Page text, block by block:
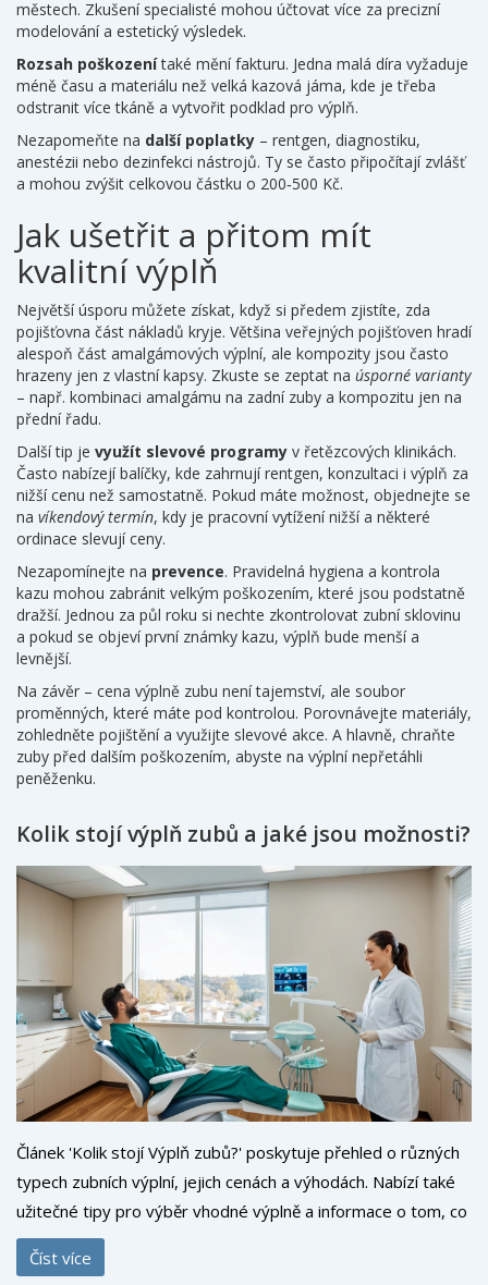
městech. Zkušení specialisté mohou účtovat více za precizní
modelování a estetický výsledek.
Rozsah poškozenítaké mění fakturu. Jedna malá díra vyžaduje
méně času a materiálu než velká kazová jáma, kde je třeba
odstranit více tkáně a vytvořit podklad pro výplň.
Nezapomeňte na další poplatky – rentgen, diagnostiku,
anestézii nebo dezinfekci nástrojů. Ty se často připočítají zvlášť
a mohou zvýšit celkovou částku o 200‑500 Kč.
Jak ušetřit a přitom mít
kvalitní výplň
Největší úsporu můžete získat, když si předem zjistíte, zda
pojišťovna část nákladů kryje. Většina veřejných pojišťoven hradí
alespoň část amalgámových výplní, ale kompozity jsou často
hrazeny jen z vlastní kapsy. Zkuste se zeptat na úsporné varianty
– např. kombinaci amalgámu na zadní zuby a kompozitu jen na
přední řadu.
Další tip je využít slevové programy v řetězcových klinikách.
Často nabízejí balíčky, kde zahrnují rentgen, konzultaci i výplň za
nižší cenu než samostatně. Pokud máte možnost, objednejte se
na víkendový termín, kdy je pracovní vytížení nižší a některé
ordinace slevují ceny.
Nezapomínejte na prevence. Pravidelná hygiena a kontrola
kazu mohou zabránit velkým poškozením, které jsou podstatně
dražší. Jednou za půl roku si nechte zkontrolovat zubní sklovinu
a pokud se objeví první známky kazu, výplň bude menší a
levnější.
Na závěr – cena výplně zubu není tajemství, ale soubor
proměnných, které máte pod kontrolou. Porovnávejte materiály,
zohledněte pojištění a využijte slevové akce. A hlavně, chraňte
zuby před dalším poškozením, abyste na výplní nepřetáhli
peněženku.
Kolik stojí výplň zubů a jaké jsou možnosti?
Článek 'Kolik stojí Výplň zubů?' poskytuje přehled o různých
typech zubních výplní, jejich cenách a výhodách. Nabízí také
užitečné tipy pro výběr vhodné výplně a informace o tom, co
ovlivňuje jejich cenu. Čtenáři se dozví praktické rady, jak se
postarat o své zuby a jaký může být průběh ošetření.
Číst více